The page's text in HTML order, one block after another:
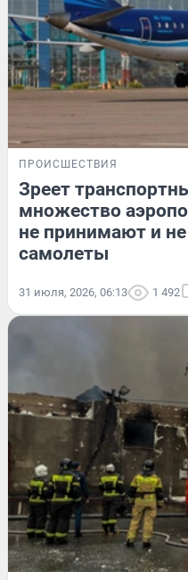
ПРОИСШЕСТВИЯ
Зреет
множество
не принимают и
самолеты
31 июля, 2026, 06:13 1 492